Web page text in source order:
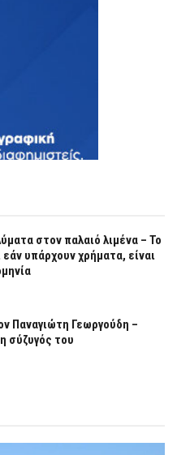
στον παλαιό λιμένα – Το
υπάρχουν χρήματα, είναι
Παναγιώτη Γεωργούδη –
σύζυγός του